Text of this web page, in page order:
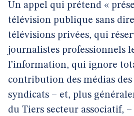
Un appel qui prétend «
télévision publique sans
télévisions privées, qui
journalistes professionnels
l’information, qui ignore
contribution des médias des
syndicats – et, plus
du Tiers secteur associatif,